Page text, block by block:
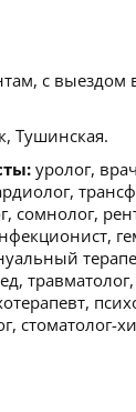
с выездом
Тушинская.
уролог,
стоматолог-